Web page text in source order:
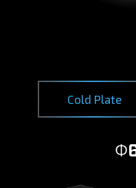
Cold Plate